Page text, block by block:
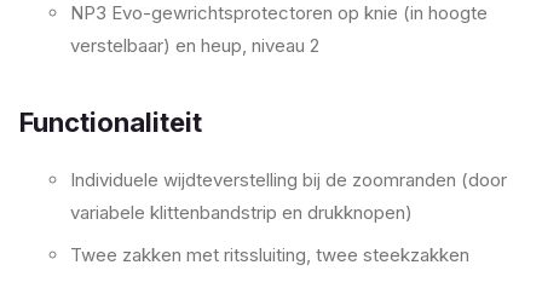
NP3 Evo-gewrichtsprotectoren op knie (in hoogte
verstelbaar) en heup, niveau 2
Functionaliteit
Individuele wijdteverstelling bij de zoomranden (door
variabele klittenbandstrip en drukknopen)
Twee zakken met ritssluiting, twee steekzakken